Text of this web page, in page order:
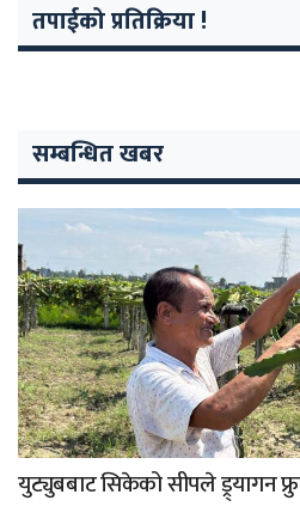
तपाईको प्रतिक्रिया !
सम्बन्धित खबर
युट्युबबाट सिकेको सीपले ड्र्यागन